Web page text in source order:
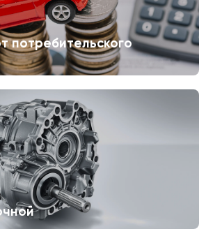
потребительского